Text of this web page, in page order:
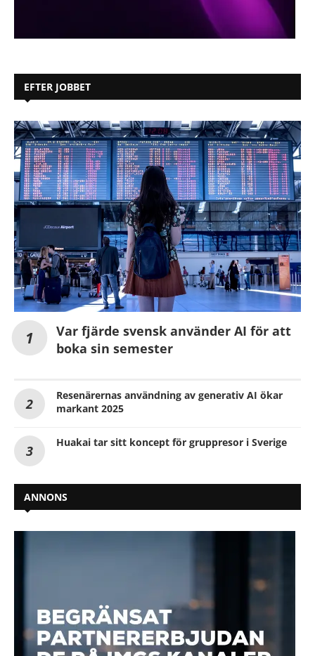
EFTER JOBBET
Var fjärde svensk använder AI för att
boka sin semester
Resenärernas användning av generativ AI ökar
markant 2025
Huakai tar sitt koncept för gruppresor i Sverige
ANNONS